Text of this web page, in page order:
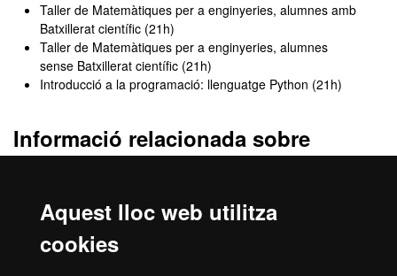
Aquest lloc web utilitza
cookies
Taller de Matemàtiques per a enginyeries, alumnes amb
Batxillerat científic (21h)
Taller de Matemàtiques per a enginyeries, alumnes
sense Batxillerat científic (21h)
Introducció a la programació: llenguatge Python (21h)
Informació relacionada sobre
l’accés
universitat:estudiants de batxillerat,estudiants de CFGS
, majors de 45 anys